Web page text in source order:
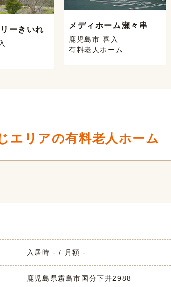
ーきいれ メディホーム瀬々串
鹿児島市 喜入
有料老人ホーム
エリアの有料老人ホーム
入居時 - / 月額 -
鹿児島県霧島市国分下井2988